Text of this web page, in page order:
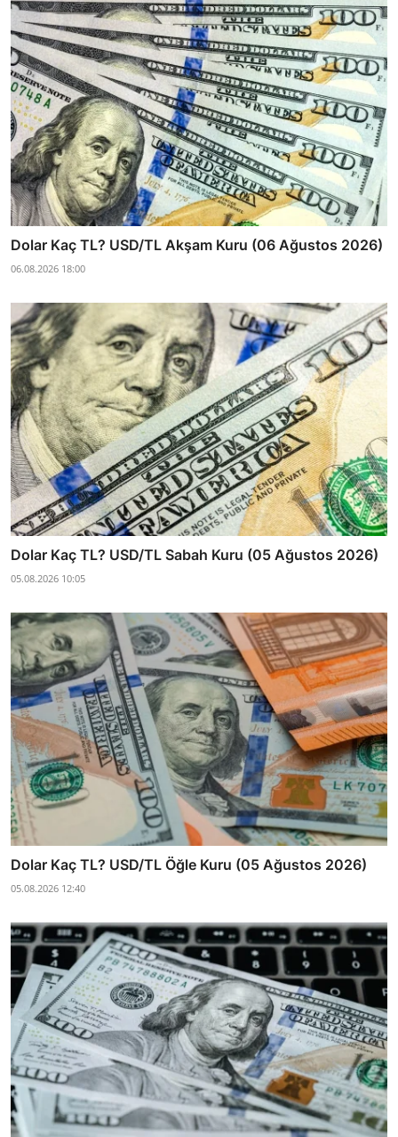
Dolar Kaç TL? USD/TL Akşam Kuru (06 Ağustos 2026)
06.08.2026 18:00
Dolar Kaç TL? USD/TL Sabah Kuru (05 Ağustos 2026)
05.08.2026 10:05
Dolar Kaç TL? USD/TL Öğle Kuru (05 Ağustos 2026)
05.08.2026 12:40